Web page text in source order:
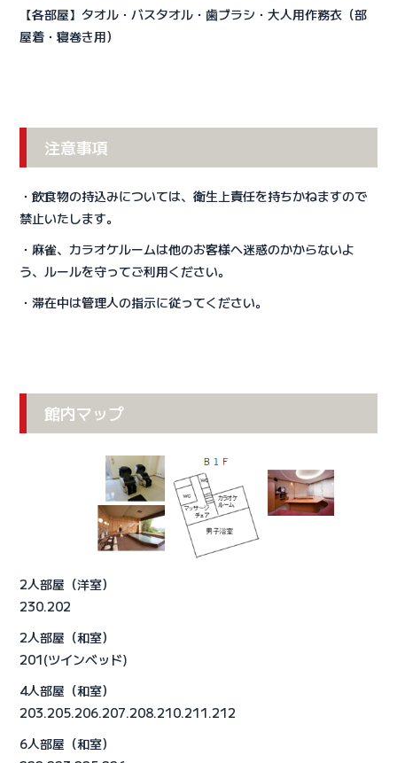
【各部屋】タオル・バスタオル・歯ブラシ・大人用作務衣（部
屋着・寝巻き用）
注意事項
・飲食物の持込みについては、衛生上責任を持ちかねますので
禁止いたします。
・麻雀、カラオケルームは他のお客様へ迷惑のかからないよ
う、ルールを守ってご利用ください。
・滞在中は管理人の指示に従ってください。
館内マップ
2人部屋（洋室）
230.202
2人部屋（和室）
201(ツインベッド)
4人部屋（和室）
203.205.206.207.208.210.211.212
6人部屋（和室）